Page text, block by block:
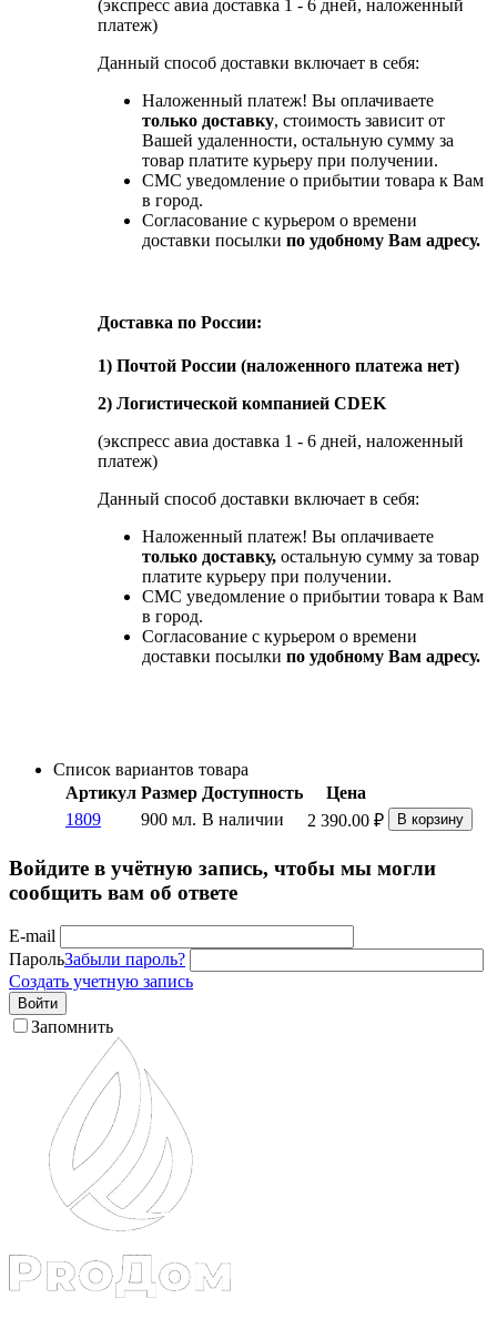
(экспресс авиа доставка 1 - 6 дней, наложенный
платеж)
Данный способ доставки включает в себя:
Наложенный платеж! Вы оплачиваете
только доставку, стоимость зависит от
Вашей удаленности, остальную сумму за
товар платите курьеру при получении.
СМС уведомление о прибытии товара к Вам
в город.
Согласование с курьером о времени
доставки посылки по удобному Вам адресу.
Доставка по России:
1) Почтой России (наложенного платежа нет)
2) Логистической компанией CDEK
(экспресс авиа доставка 1 - 6 дней, наложенный
платеж)
Данный способ доставки включает в себя:
Наложенный платеж! Вы оплачиваете
только доставку, остальную сумму за товар
платите курьеру при получении.
СМС уведомление о прибытии товара к Вам
в город.
Согласование с курьером о времени
доставки посылки по удобному Вам адресу.
Список вариантов товара
Артикул Размер Доступность
Цена
1809
900 мл. В наличии 2 390.00 ₽ В корзину
Войдите в учётную запись, чтобы мы могли
сообщить вам об ответе
E-mail
ПарольЗабыли пароль?
Создать учетную запись
Войти
Запомнить